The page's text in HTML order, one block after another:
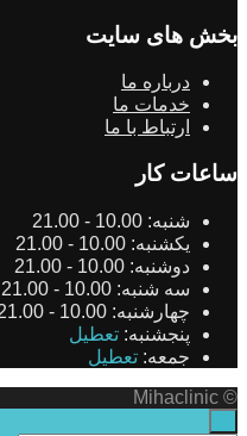
بخش های سایت
درباره ما
خدمات ما
ارتباط با ما
ساعات کار
شنبه: 10.00 - 21.00
یکشنبه: 10.00 - 21.00
دوشنبه: 10.00 - 21.00
سه شنبه: 10.00 - 21.00
چهارشنبه: 10.00 - 21.00
پنجشنبه: تعطیل
جمعه: تعطیل
© Mihaclinic